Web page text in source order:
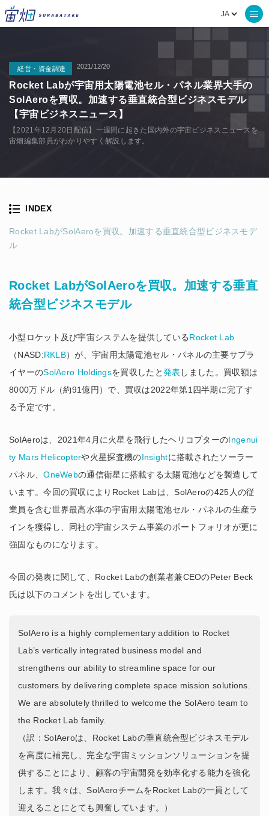
経営・資金調達 2021/12/20
Rocket Labが宇宙用太陽電池セル・パネル業界大手の
SolAeroを買収。加速する垂直統合型ビジネスモデル
【宇宙ビジネスニュース】
【2021年12月20日配信】一週間に起きた国内外の宇宙ビジネスニュースを
宙畑編集部員がわかりやすく解説します。
Rocket LabがSolAeroを買収。加速する垂直
統合型ビジネスモデル
小型ロケット及び宇宙システムを提供しているRocket Lab
（NASD:RKLB）が、宇宙用太陽電池セル・パネルの主要サプラ
イヤーのSolAero Holdingsを買収したと発表しました。買収額は
8000万ドル（約91億円）で、買収は2022年第1四半期に完了す
る予定です。
SolAeroは、2021年4月に火星を飛行したヘリコプターのIngenui
ty Mars Helicopterや火星探査機のInsightに搭載されたソーラー
パネル、OneWebの通信衛星に搭載する太陽電池などを製造して
います。今回の買収によりRocket Labは、SolAeroの425人の従
業員を含む世界最高水準の宇宙用太陽電池セル・パネルの生産ラ
インを獲得し、同社の宇宙システム事業のポートフォリオが更に
強固なものになります。
今回の発表に関して、Rocket Labの創業者兼CEOのPeter Beck
氏は以下のコメントを出しています。
SolAero is a highly complementary addition to Rocket
Lab’s vertically integrated business model and
strengthens our ability to streamline space for our
customers by delivering complete space mission solutions.
We are absolutely thrilled to welcome the SolAero team to
the Rocket Lab family.
（訳：SolAeroは、Rocket Labの垂直統合型ビジネスモデル
を高度に補完し、完全な宇宙ミッションソリューションを提
供することにより、顧客の宇宙開発を効率化する能力を強化
します。我々は、SolAeroチームをRocket Labの一員として
迎えることにとても興奮しています。）
INDEX
Rocket LabがSolAeroを買収。加速する垂直統合型ビジネスモデ
ル